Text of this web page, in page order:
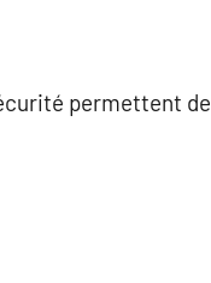
permettent de